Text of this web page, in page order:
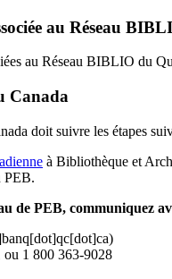
au Réseau
au Réseau BIBLIO du
Canada
doit suivre les étapes
à Bibliothèque et
PEB.
de PEB, communiquez
)
ou 1 800 363-9028